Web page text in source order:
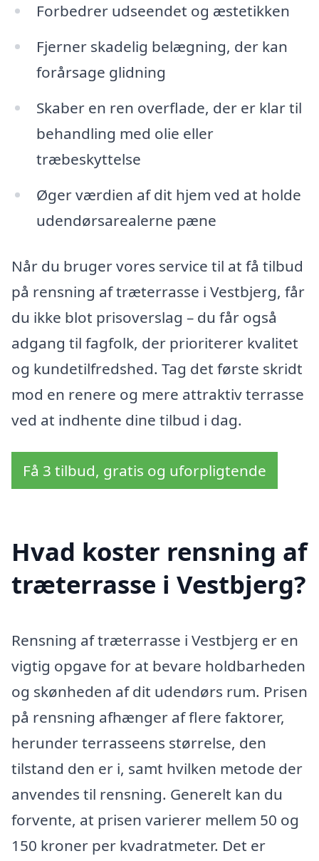
Forbedrer udseendet og æstetikken
Fjerner skadelig belægning, der kan
forårsage glidning
Skaber en ren overflade, der er klar til
behandling med olie eller
træbeskyttelse
Øger værdien af dit hjem ved at holde
udendørsarealerne pæne
Når du bruger vores service til at få tilbud
på rensning af træterrasse i Vestbjerg, får
du ikke blot prisoverslag – du får også
adgang til fagfolk, der prioriterer kvalitet
og kundetilfredshed. Tag det første skridt
mod en renere og mere attraktiv terrasse
ved at indhente dine tilbud i dag.
Få 3 tilbud, gratis og uforpligtende
Hvad koster rensning af
træterrasse i Vestbjerg?
Rensning af træterrasse i Vestbjerg er en
vigtig opgave for at bevare holdbarheden
og skønheden af dit udendørs rum. Prisen
på rensning afhænger af flere faktorer,
herunder terrasseens størrelse, den
tilstand den er i, samt hvilken metode der
anvendes til rensning. Generelt kan du
forvente, at prisen varierer mellem 50 og
150 kroner per kvadratmeter. Det er